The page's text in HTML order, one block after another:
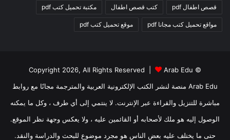
قصص اطفال pdf كتب قصص اطفال مكتبة تحميل كتب pdf
مواقع تحميل كتب مجانا pdf موقع تحميل كتب pdf
© Copyright 2026, All Rights Reserved |
Arab Edu
Arab Edu منصة لنشر الكتب الإلكترونية العربية والمترجمة مجانًا مع روابط
مباشرة للتنزيل والقراءة عبر الإنترنت. لا ينتمي إلى أي طرف ، وكل ما يمكنه
الوصول إليه هو ملك لأصحابه أو القائمين عليه ، ولا يعكس وجهة نظر الموقع.
حتى ما يختلف عليه بعض الناس هو مجرد موضوع للبحث والدراسة والنقد.